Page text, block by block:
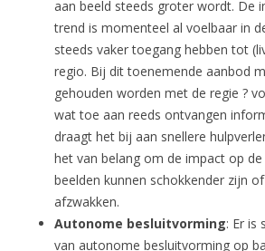
aan beeld steeds groter wordt. De
trend is momenteel al voelbaar in
steeds vaker toegang hebben tot
regio. Bij dit toenemende aanbod
gehouden worden met de regie ?
wat toe aan reeds ontvangen
draagt het bij aan snellere
het van belang om de impact op
beelden kunnen schokkender zijn
afzwakken.
Autonome besluitvorming: Er is
van autonome besluitvorming op